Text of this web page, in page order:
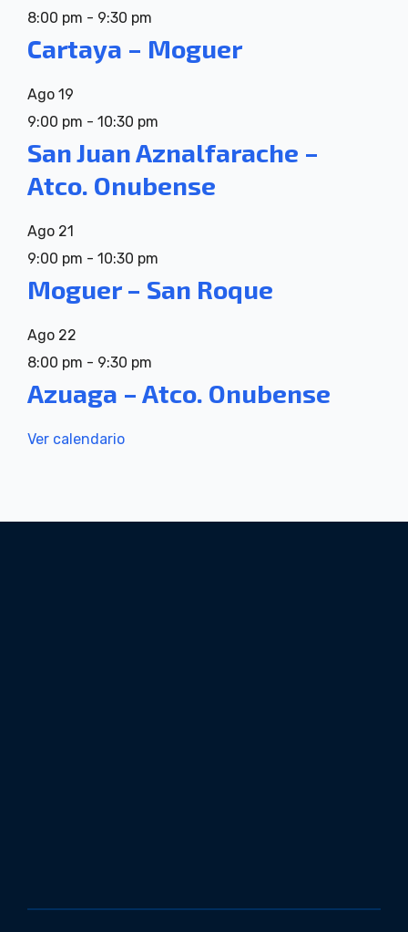
8:00 pm - 9:30 pm
Cartaya – Moguer
Ago 19
9:00 pm - 10:30 pm
San Juan Aznalfarache –
Atco. Onubense
Ago 21
9:00 pm - 10:30 pm
Moguer – San Roque
Ago 22
8:00 pm - 9:30 pm
Azuaga – Atco. Onubense
Ver calendario